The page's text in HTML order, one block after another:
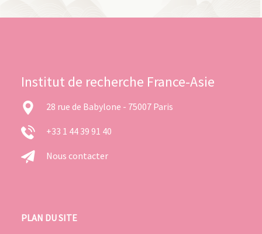
Institut de recherche France-Asie
28 rue de Babylone - 75007 Paris
+33 1 44 39 91 40
Nous contacter
PLAN DU SITE